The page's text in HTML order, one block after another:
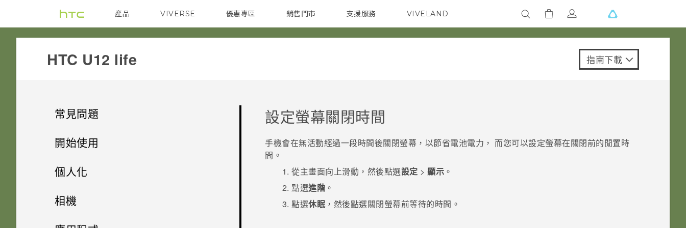
產品
VIVE G REIGNS 智慧型手機 配件
VIVERSE 優惠專區
焦點訊息 校園專案 企業採購
銷售門市
銷售通路 支援服務 VIVELAND
HTC U12 life‎ 指南下載
常見問題
無線與網路
開始使用
手機上的各種便利功能
完全個人專屬
個人化
主畫面配置與字型
新增或移除小工具面板
相機
拍照和錄影
設定螢幕關閉時間
手機會在無活動經過一段時間後關閉螢幕，以節省電池電力， 而您可以設定螢幕在關閉前的閒置時
間。
從主畫面向上滑動，然後點選設定 >顯示 。
點選進階 。
點選休眠 ，然後點選關閉螢幕前等待的時間。